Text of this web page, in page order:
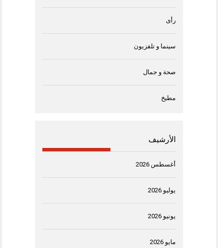
رأى
سينما و تلفزيون
صحة و جمال
مطبخ
الأرشيف
أغسطس 2026
يوليو 2026
يونيو 2026
مايو 2026